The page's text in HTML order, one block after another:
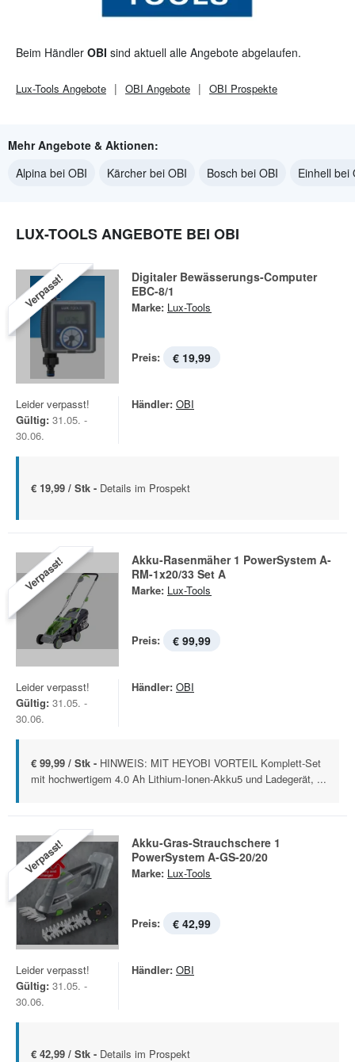
Beim Händler OBI sind aktuell alle Angebote abgelaufen.
Lux-Tools Angebote OBI Angebote OBI Prospekte
Mehr Angebote & Aktionen:
Alpina bei OBI
Kärcher bei OBI Bosch bei OBI Einhell bei
LUX-TOOLS ANGEBOTE BEI OBI
Verpasst!
Digitaler Bewässerungs-Computer
EBC-8/1
Marke: Lux-Tools
Preis: € 19,99
Leider verpasst!
Gültig: 31.05. -
30.06.
Händler: OBI
€ 19,99 / Stk - Details im Prospekt
Verpasst!
Akku-Rasenmäher 1 PowerSystem A-
RM-1x20/33 Set A
Marke: Lux-Tools
Preis: € 99,99
Leider verpasst!
Gültig: 31.05. -
30.06.
Händler: OBI
€ 99,99 / Stk - HINWEIS: MIT HEYOBI VORTEIL Komplett-Set
mit hochwertigem 4.0 Ah Lithium-Ionen-Akku5 und Ladegerät, ...
Verpasst!
Akku-Gras-Strauchschere 1
PowerSystem A-GS-20/20
Marke: Lux-Tools
Preis: € 42,99
Leider verpasst!
Gültig: 31.05. -
30.06.
Händler: OBI
€ 42,99 / Stk - Details im Prospekt